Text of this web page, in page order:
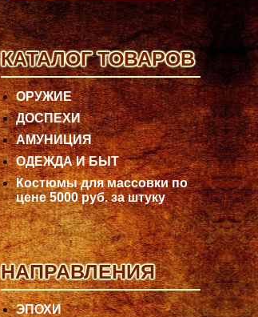
КАТАЛОГ ТОВАРОВ
ОРУЖИЕ
ДОСПЕХИ
АМУНИЦИЯ
ОДЕЖДА И БЫТ
Костюмы для массовки по
цене 5000 руб. за штуку
НАПРАВЛЕНИЯ
ЭПОХИ